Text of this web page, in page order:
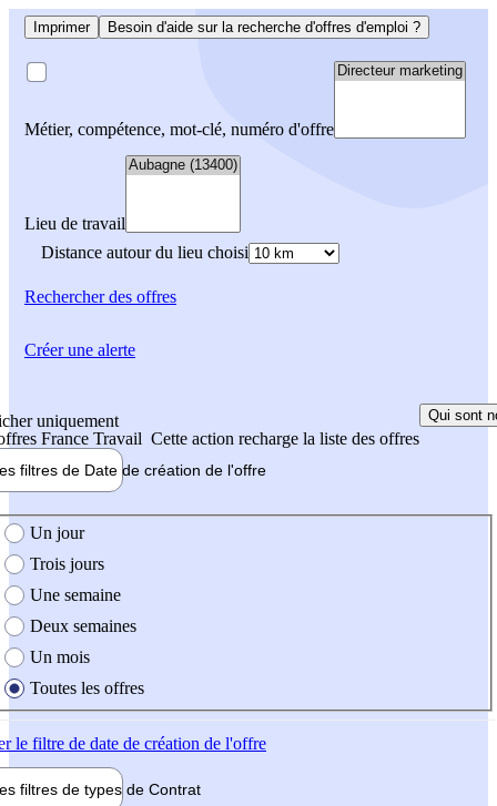
Imprimer Besoin d'aide sur la recherche d'offres d'emploi ?
Métier, compétence, mot-clé, numéro d'offre
Lieu de travail
Distance autour du lieu choisi
Rechercherdes offres
uniquement
France Travail Cette action recharge la liste des offres
Qui sont
filtres de Date de création de l'offre
création de l'offre
Un jour
Trois jours
Une semaine
Deux semaines
Un mois
Toutes les offres
le filtre de date de création de l'offre
filtres de types de Contrat
Créer une alerte